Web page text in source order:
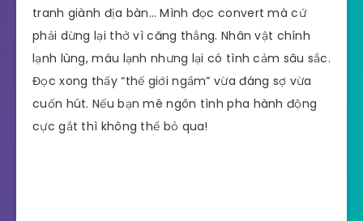
tranh giành địa bàn… Mình đọc convert mà cứ
phải dừng lại thở vì căng thẳng. Nhân vật chính
lạnh lùng, máu lạnh nhưng lại có tình cảm sâu sắc.
Đọc xong thấy “thế giới ngầm” vừa đáng sợ vừa
cuốn hút. Nếu bạn mê ngôn tình pha hành động
cực gắt thì không thể bỏ qua!